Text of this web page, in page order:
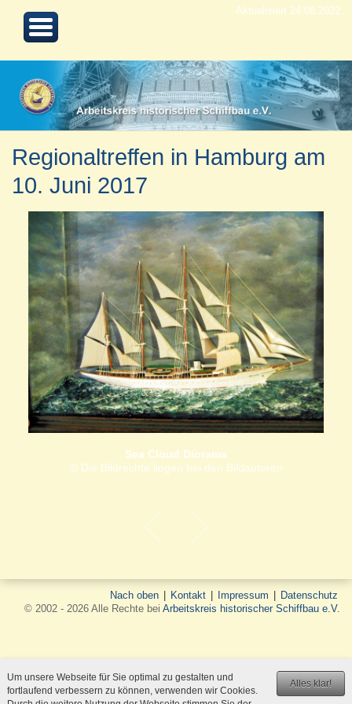
Aktualisiert 24.08.2022
Regionaltreffen in Hamburg am
10. Juni 2017
Sea Cloud Diorama
© Die Bildrechte liegen bei den Bildautoren
Nach oben Kontakt Impressum
Datenschutz
© 2002 - 2026 Alle Rechte bei Arbeitskreis historischer Schiffbau e.V.
Alles klar!
Um unsere Webseite für Sie optimal zu gestalten und
fortlaufend verbessern zu können, verwenden wir Cookies.